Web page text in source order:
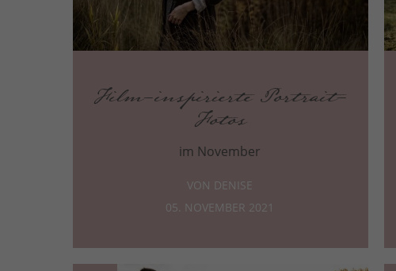
Film-inspirierte Portrait-
Fotos
im November
VON DENISE
05. NOVEMBER 2021